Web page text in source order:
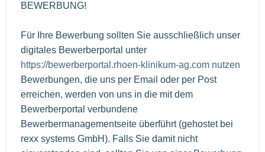
BEWERBUNG!
Für Ihre Bewerbung sollten Sie ausschließlich unser
digitales Bewerberportal unter
https://bewerberportal.rhoen-klinikum-ag.com nutzen
Bewerbungen, die uns per Email oder per Post
erreichen, werden von uns in die mit dem
Bewerberportal verbundene
Bewerbermanagementseite überführt (gehostet bei
rexx systems GmbH). Falls Sie damit nicht